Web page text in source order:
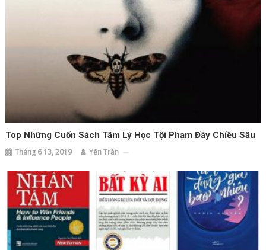
Top Những Cuốn Sách Tâm Lý Học Tội Phạm Đầy Chiều Sâu
Tháng 6 13, 2019 Yến Trần